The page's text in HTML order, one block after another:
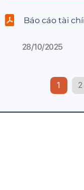
Báo cáo tài
28/10/2025
1 2